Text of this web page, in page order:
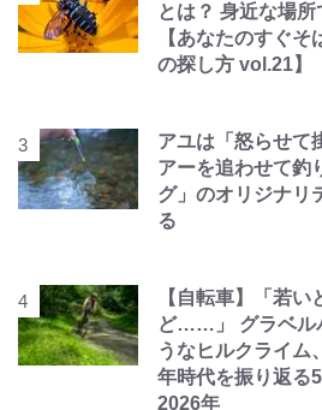
とは？ 身近な場
【あなたのすぐそ
の探し方 vol.21】
アユは「怒らせて
アーを追わせて釣
グ」のオリジナリ
る
【自転車】「若
ど……」 グラベル
うなヒルクライム
年時代を振り返る
2026年